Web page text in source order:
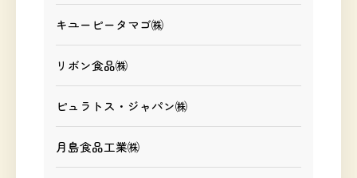
キユーピータマゴ㈱
リボン食品㈱
ピュラトス・ジャパン㈱
月島食品工業㈱